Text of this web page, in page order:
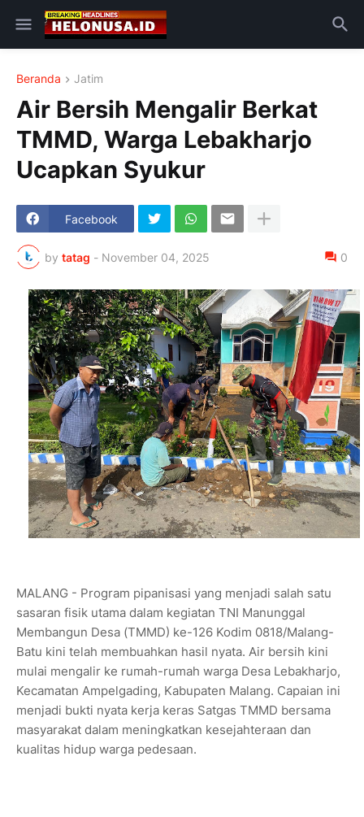
Beranda Jatim
Air Bersih Mengalir Berkat
TMMD, Warga Lebakharjo
Ucapkan Syukur
Facebook
by tatag - November 04, 2025 0
MALANG - Program pipanisasi yang menjadi salah satu
sasaran fisik utama dalam kegiatan TNI Manunggal
Membangun Desa (TMMD) ke-126 Kodim 0818/Malang-
Batu kini telah membuahkan hasil nyata. Air bersih kini
mulai mengalir ke rumah-rumah warga Desa Lebakharjo,
Kecamatan Ampelgading, Kabupaten Malang. Capaian ini
menjadi bukti nyata kerja keras Satgas TMMD bersama
masyarakat dalam meningkatkan kesejahteraan dan
kualitas hidup warga pedesaan.